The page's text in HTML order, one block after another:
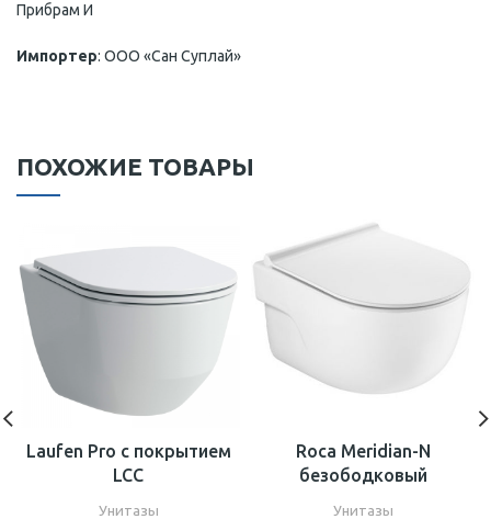
Прибрам И
Импортер: ООО «Сан Суплай»
ПОХОЖИЕ ТОВАРЫ
Laufen Pro с покрытием
LCC
Унитазы
Roca Meridian-N
безободковый
Унитазы